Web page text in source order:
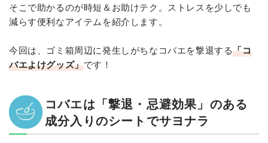
そこで助かるのが時短＆お助けテク。ストレスを少しでも
減らす便利なアイテムを紹介します。
今回は、ゴミ箱周辺に発生しがちなコバエを撃退する「コ
バエよけグッズ」です！
コバエは「撃退・忌避効果」のある
成分入りのシートでサヨナラ